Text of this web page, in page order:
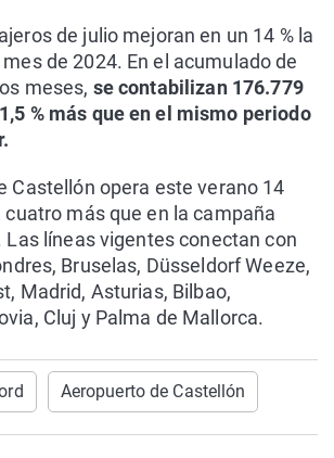
de julio mejoran en un 14 % la
de 2024. En el acumulado de
meses, se contabilizan 176.779
% más que en el mismo periodo
Castellón opera este verano 14
más que en la campaña
Las líneas vigentes conectan con
Bruselas, Düsseldorf Weeze,
Madrid, Asturias, Bilbao,
Cluj y Palma de Mallorca.
Aeropuerto de Castellón